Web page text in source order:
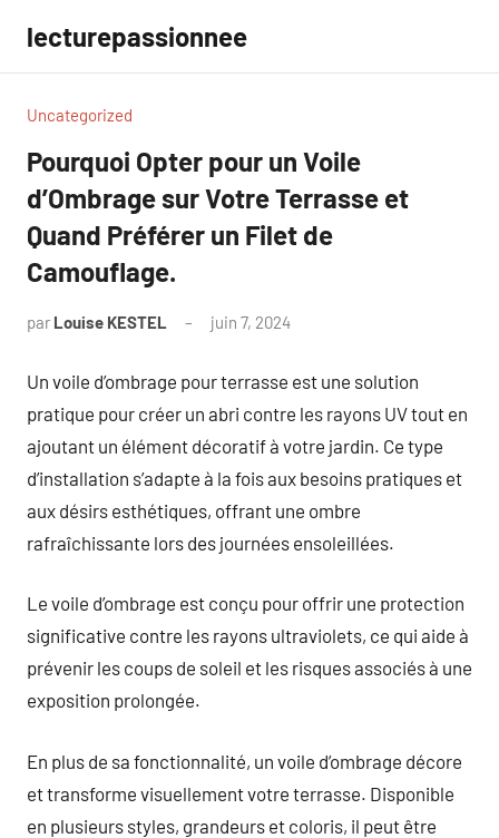
contenu
lecturepassionnee
Uncategorized
Pourquoi Opter pour un Voile
d’Ombrage sur Votre Terrasse et
Quand Préférer un Filet de
Camouflage.
par Louise KESTEL juin 7, 2024
Un voile d’ombrage pour terrasse est une solution
pratique pour créer un abri contre les rayons UV tout en
ajoutant un élément décoratif à votre jardin. Ce type
d’installation s’adapte à la fois aux besoins pratiques et
aux désirs esthétiques, offrant une ombre
rafraîchissante lors des journées ensoleillées.
Le voile d’ombrage est conçu pour offrir une protection
significative contre les rayons ultraviolets, ce qui aide à
prévenir les coups de soleil et les risques associés à une
exposition prolongée.
En plus de sa fonctionnalité, un voile d’ombrage décore
et transforme visuellement votre terrasse. Disponible
en plusieurs styles, grandeurs et coloris, il peut être